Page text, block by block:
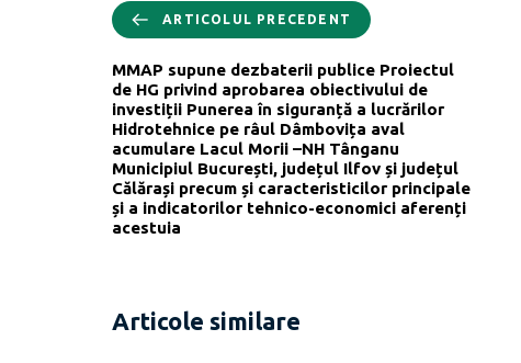
ARTICOLUL PRECEDENT
MMAP supune dezbaterii publice Proiectul
de HG privind aprobarea obiectivului de
investiții Punerea în siguranță a lucrărilor
Hidrotehnice pe râul Dâmbovița aval
acumulare Lacul Morii –NH Tânganu
Municipiul București, județul Ilfov și județul
Călărași precum și caracteristicilor principale
și a indicatorilor tehnico-economici aferenți
acestuia
Articole similare